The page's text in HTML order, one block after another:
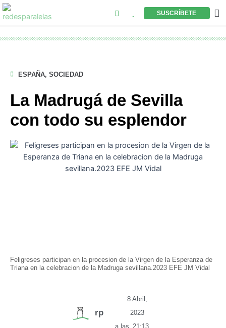
Ir
al
BuscarSUSCRÍBETE
ESPAÑA, SOCIEDAD
La Madrugá de Sevilla
con todo su esplendor
Feligreses participan en la procesion de la Virgen de la Esperanza de
Triana en la celebracion de la Madruga sevillana.2023 EFE JM Vidal
rp
8 Abril,
2023
a las 21:13